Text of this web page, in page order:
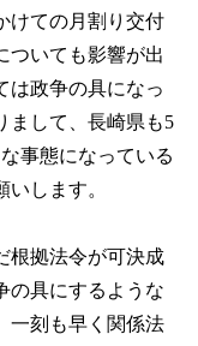
けての月割り交付
ついても影響が出
は政争の具になっ
まして、長崎県も5
事態になっている
します。
根拠法令が可決成
の具にするような
一刻も早く関係法